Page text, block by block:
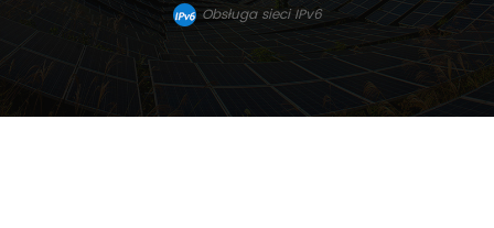
Obsługa sieci IPv6